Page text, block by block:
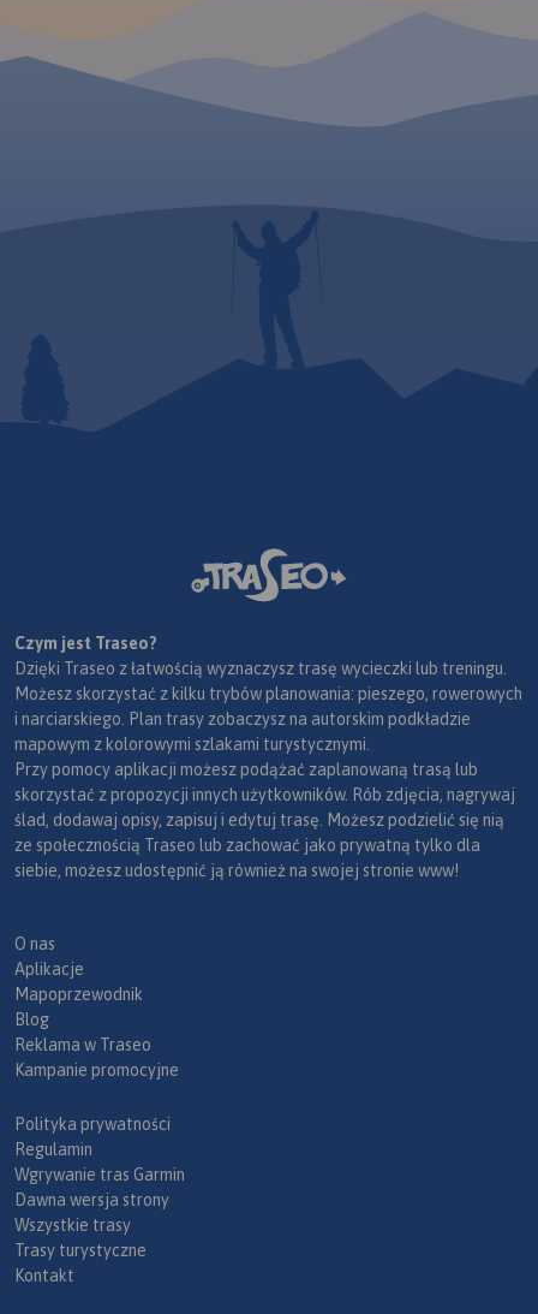
Czym jest Traseo?
Dzięki Traseo z łatwością wyznaczysz trasę wycieczki lub treningu.
Możesz skorzystać z kilku trybów planowania: pieszego, rowerowych
i narciarskiego. Plan trasy zobaczysz na autorskim podkładzie
mapowym z kolorowymi szlakami turystycznymi.
Przy pomocy aplikacji możesz podążać zaplanowaną trasą lub
skorzystać z propozycji innych użytkowników. Rób zdjęcia, nagrywaj
ślad, dodawaj opisy, zapisuj i edytuj trasę. Możesz podzielić się nią
ze społecznością Traseo lub zachować jako prywatną tylko dla
siebie, możesz udostępnić ją również na swojej stronie www!
O nas
Aplikacje
Mapoprzewodnik
Blog
Reklama w Traseo
Kampanie promocyjne
Polityka prywatności
Regulamin
Wgrywanie tras Garmin
Dawna wersja strony
Wszystkie trasy
Trasy turystyczne
Kontakt